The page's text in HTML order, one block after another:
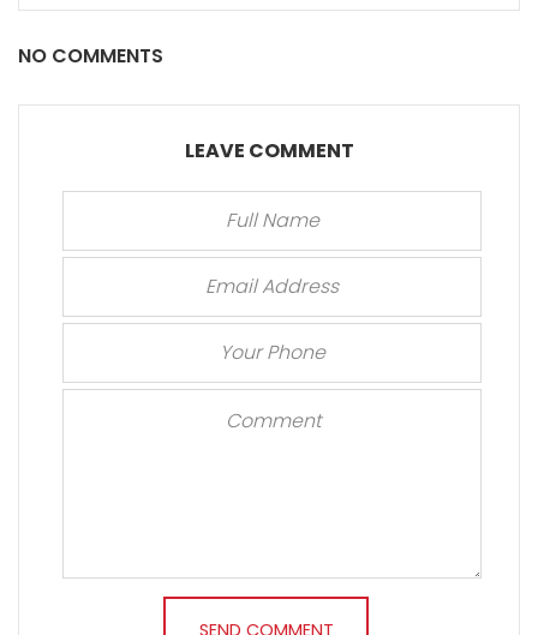
NO COMMENTS
LEAVE COMMENT